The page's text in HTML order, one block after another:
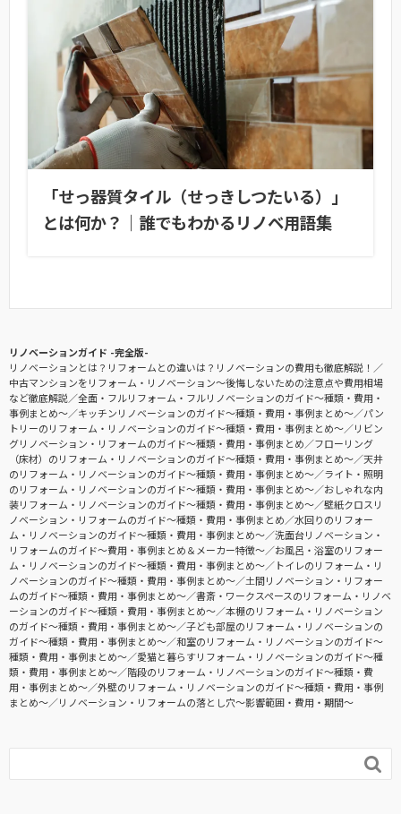
「せっ器質タイル（せっきしつたいる）」
とは何か？｜誰でもわかるリノベ用語集
リノベーションガイド -完全版-
リノベーションとは？リフォームとの違いは？リノベーションの費用も徹底解説！
中古マンションをリフォーム・リノベーション〜後悔しないための注意点や費用相場
など徹底解説
全面・フルリフォーム・フルリノベーションのガイド〜種類・費用・
事例まとめ〜
キッチンリノベーションのガイド〜種類・費用・事例まとめ〜
パン
トリーのリフォーム・リノベーションのガイド〜種類・費用・事例まとめ〜
リビン
グリノベーション・リフォームのガイド〜種類・費用・事例まとめ
フローリング
（床材）のリフォーム・リノベーションのガイド〜種類・費用・事例まとめ〜
天井
のリフォーム・リノベーションのガイド〜種類・費用・事例まとめ〜
ライト・照明
のリフォーム・リノベーションのガイド〜種類・費用・事例まとめ〜
おしゃれな内
装リフォーム・リノベーションのガイド〜種類・費用・事例まとめ〜
壁紙クロスリ
ノベーション・リフォームのガイド〜種類・費用・事例まとめ
水回りのリフォー
ム・リノベーションのガイド〜種類・費用・事例まとめ〜
洗面台リノベーション・
リフォームのガイド〜費用・事例まとめ＆メーカー特徴〜
お風呂・浴室のリフォー
ム・リノベーションのガイド〜種類・費用・事例まとめ〜
トイレのリフォーム・リ
ノベーションのガイド〜種類・費用・事例まとめ〜
土間リノベーション・リフォー
ムのガイド〜種類・費用・事例まとめ〜
書斎・ワークスペースのリフォーム・リノベ
ーションのガイド〜種類・費用・事例まとめ〜
本棚のリフォーム・リノベーション
のガイド〜種類・費用・事例まとめ〜
子ども部屋のリフォーム・リノベーションの
ガイド〜種類・費用・事例まとめ〜
和室のリフォーム・リノベーションのガイド〜
種類・費用・事例まとめ〜
愛猫と暮らすリフォーム・リノベーションのガイド〜種
類・費用・事例まとめ〜
階段のリフォーム・リノベーションのガイド〜種類・費
用・事例まとめ〜
外壁のリフォーム・リノベーションのガイド〜種類・費用・事例
まとめ〜
リノベーション・リフォームの落とし穴～影響範囲・費用・期間～
